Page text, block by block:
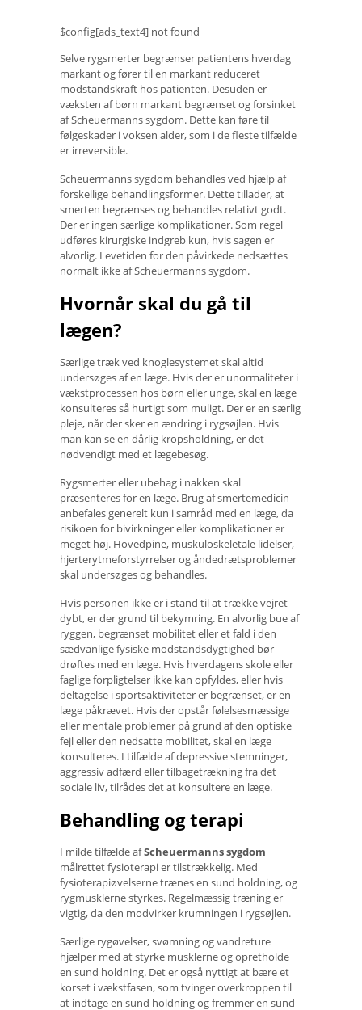
$config[ads_text4] not found
Selve rygsmerter begrænser patientens hverdag
markant og fører til en markant reduceret
modstandskraft hos patienten. Desuden er
væksten af ​​børn markant begrænset og forsinket
af Scheuermanns sygdom. Dette kan føre til
følgeskader i voksen alder, som i de fleste tilfælde
er irreversible.
Scheuermanns sygdom behandles ved hjælp af
forskellige behandlingsformer. Dette tillader, at
smerten begrænses og behandles relativt godt.
Der er ingen særlige komplikationer. Som regel
udføres kirurgiske indgreb kun, hvis sagen er
alvorlig. Levetiden for den påvirkede nedsættes
normalt ikke af Scheuermanns sygdom.
Hvornår skal du gå til
lægen?
Særlige træk ved knoglesystemet skal altid
undersøges af en læge. Hvis der er unormaliteter i
vækstprocessen hos børn eller unge, skal en læge
konsulteres så hurtigt som muligt. Der er en særlig
pleje, når der sker en ændring i rygsøjlen. Hvis
man kan se en dårlig kropsholdning, er det
nødvendigt med et lægebesøg.
Rygsmerter eller ubehag i nakken skal
præsenteres for en læge. Brug af smertemedicin
anbefales generelt kun i samråd med en læge, da
risikoen for bivirkninger eller komplikationer er
meget høj. Hovedpine, muskuloskeletale lidelser,
hjerterytmeforstyrrelser og åndedrætsproblemer
skal undersøges og behandles.
Hvis personen ikke er i stand til at trække vejret
dybt, er der grund til bekymring. En alvorlig bue af
ryggen, begrænset mobilitet eller et fald i den
sædvanlige fysiske modstandsdygtighed bør
drøftes med en læge. Hvis hverdagens skole eller
faglige forpligtelser ikke kan opfyldes, eller hvis
deltagelse i sportsaktiviteter er begrænset, er en
læge påkrævet. Hvis der opstår følelsesmæssige
eller mentale problemer på grund af den optiske
fejl eller den nedsatte mobilitet, skal en læge
konsulteres. I tilfælde af depressive stemninger,
aggressiv adfærd eller tilbagetrækning fra det
sociale liv, tilrådes det at konsultere en læge.
Behandling og terapi
I milde tilfælde afScheuermanns sygdom
målrettet fysioterapi er tilstrækkelig. Med
fysioterapiøvelserne trænes en sund holdning, og
rygmusklerne styrkes. Regelmæssig træning er
vigtig, da den modvirker krumningen i rygsøjlen.
Særlige rygøvelser, svømning og vandreture
hjælper med at styrke musklerne og opretholde
en sund holdning. Det er også nyttigt at bære et
korset i vækstfasen, som tvinger overkroppen til
at indtage en sund holdning og fremmer en sund